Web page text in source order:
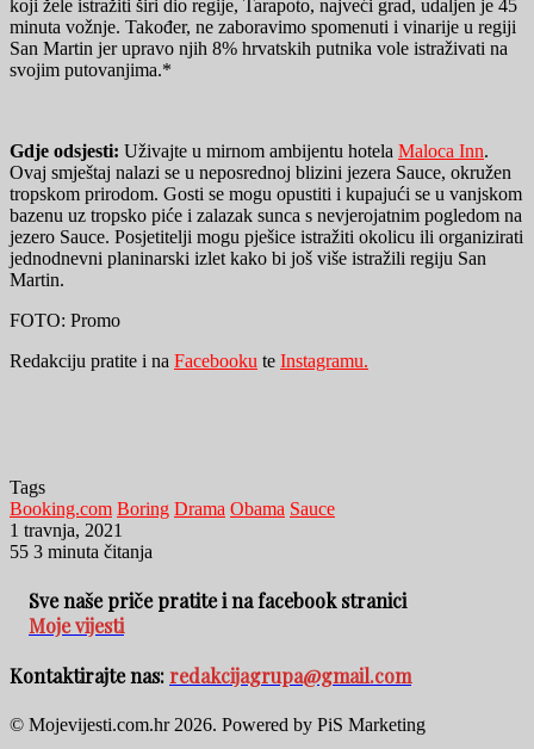
koji žele istražiti širi dio regije, Tarapoto, najveći grad, udaljen je 45
minuta vožnje. Također, ne zaboravimo spomenuti i vinarije u regiji
San Martin jer upravo njih 8% hrvatskih putnika vole istraživati na
svojim putovanjima.*
Gdje odsjesti: Uživajte u mirnom ambijentu hotela Maloca Inn.
Ovaj smještaj nalazi se u neposrednoj blizini jezera Sauce, okružen
tropskom prirodom. Gosti se mogu opustiti i kupajući se u vanjskom
bazenu uz tropsko piće i zalazak sunca s nevjerojatnim pogledom na
jezero Sauce. Posjetitelji mogu pješice istražiti okolicu ili organizirati
jednodnevni planinarski izlet kako bi još više istražili regiju San
Martin.
FOTO: Promo
Redakciju pratite i na Facebooku te Instagramu.
Tags
Booking.com Boring Drama Obama Sauce
1 travnja, 2021
55 3 minuta čitanja
Sve naše priče pratite i na facebook stranici
Moje vijesti
Kontaktirajte nas:redakcijagrupa@gmail.com
© Mojevijesti.com.hr 2026. Powered by PiS Marketing